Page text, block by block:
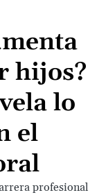
hijos?
lo
el
profesional